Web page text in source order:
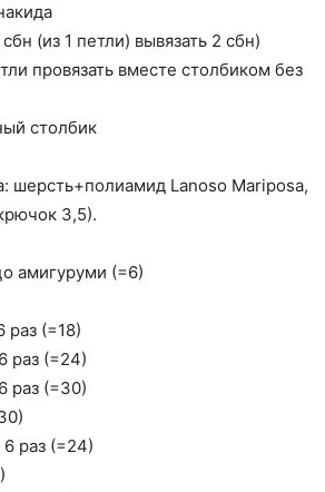
(из 1 петли) вывязать 2 сбн)
провязать вместе столбиком без
столбик
шерсть+полиамид Lanoso Mariposa,
3,5).
амигуруми (=6)
раз (=18)
раз (=24)
раз (=30)
6 раз (=24)